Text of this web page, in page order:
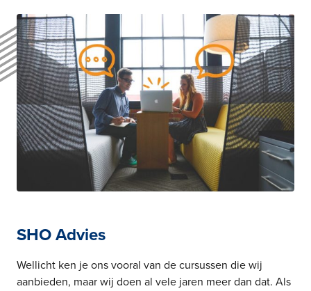
SHO Advies
Wellicht ken je ons vooral van de cursussen die wij
aanbieden, maar wij doen al vele jaren meer dan dat. Als